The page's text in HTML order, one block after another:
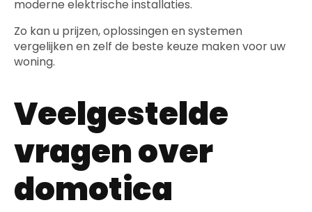
moderne elektrische installaties.
Zo kan u prijzen, oplossingen en systemen
vergelijken en zelf de beste keuze maken voor uw
woning.
Veelgestelde
vragen over
domotica